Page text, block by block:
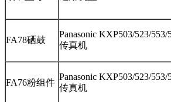
FA78硒鼓
Panasonic KXP503/523/553/
传真机
FA76粉组件
Panasonic KXP503/523/553/
传真机